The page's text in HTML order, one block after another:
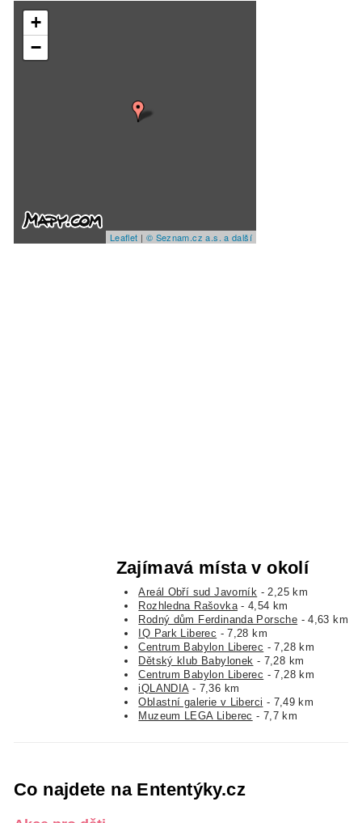
+
−
Leaflet | © Seznam.cz a.s. a další
Zajímavá místa v okolí
Areál Obří sud Javorník - 2,25 km
Rozhledna Rašovka- 4,54 km
Rodný dům Ferdinanda Porsche - 4,63 km
IQ Park Liberec - 7,28 km
Centrum Babylon Liberec - 7,28 km
Dětský klub Babylonek - 7,28 km
Centrum Babylon Liberec - 7,28 km
iQLANDIA- 7,36 km
Oblastní galerie v Liberci - 7,49 km
Muzeum LEGA Liberec - 7,7 km
Co najdete na Ententýky.cz